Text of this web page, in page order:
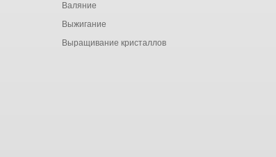
Валяние
Выжигание
Выращивание кристаллов